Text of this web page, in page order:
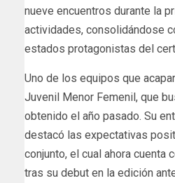
nueve encuentros durante la
actividades, consolidándose
estados protagonistas del
Uno de los equipos que
Juvenil Menor Femenil, que
obtenido el año pasado. Su
destacó las expectativas
conjunto, el cual ahora cuenta
tras su debut en la edición